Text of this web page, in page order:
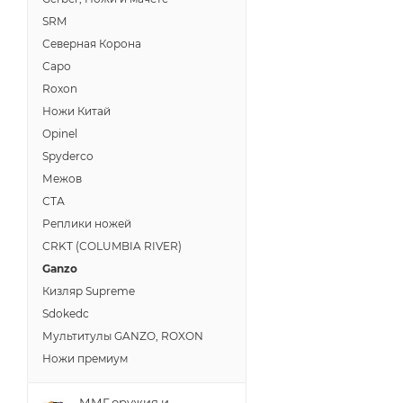
SRM
Северная Корона
Саро
Roxon
Ножи Китай
Opinel
Spyderco
Межов
СТА
Реплики ножей
CRKT (COLUMBIA RIVER)
Ganzo
Кизляр Supreme
Sdokedc
Мультитулы GANZO, ROXON
Ножи премиум